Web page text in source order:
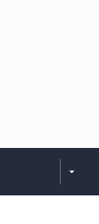
arrow_drop_down